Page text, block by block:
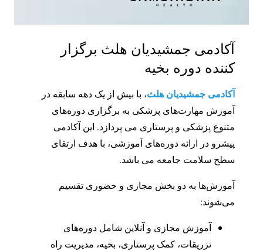
آکادمی جمشیدیان هلث برگزار
کننده دوره بخیه
آکادمی جمشیدیان هلث، با بیش از یک دهه سابقه در
آموزش مهارت‌های پزشکی به برگزاری دوره‌های
متنوع پزشکی و پرستاری می پردازد. این آکادمی
پیشرو در ارائه دوره‌های آموزشی، با هدف ارتقای
سطح سلامت جامعه می باشد.
آموزش‌ها به دو بخش مجازی و حضوری تقسیم
می‌شوند:
آموزش مجازی و آنلاین شامل دوره‌های
تزریقات، کمک پرستاری، بخیه، مدیریت راه